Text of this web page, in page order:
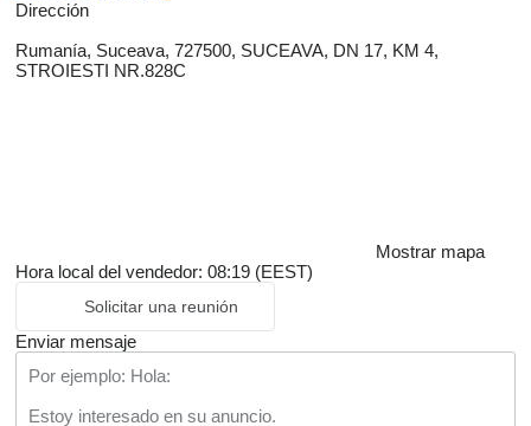
Dirección
Rumanía, Suceava, 727500, SUCEAVA, DN 17, KM 4,
STROIESTI NR.828C
Mostrar mapa
Hora local del vendedor: 08:19 (EEST)
Solicitar una reunión
Enviar mensaje